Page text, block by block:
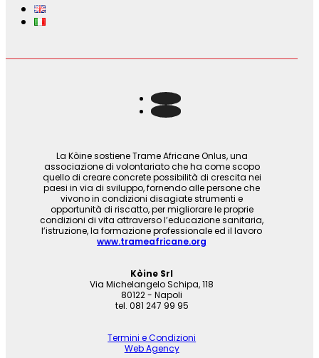
La Kòine sostiene Trame Africane Onlus, una
associazione di volontariato che ha come scopo
quello di creare concrete possibilità di crescita nei
paesi in via di sviluppo, fornendo alle persone che
vivono in condizioni disagiate strumenti e
opportunità di riscatto, per migliorare le proprie
condizioni di vita attraverso l’educazione sanitaria,
l’istruzione, la formazione professionale ed il lavoro
www.trameafricane.org
Kòine Srl
Via Michelangelo Schipa, 118
80122 - Napoli
tel. 081 247 99 95
Termini e Condizioni
Web Agency